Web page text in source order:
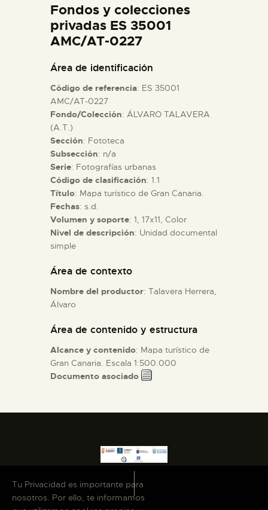
ESPAÑOL
ACTIVIDADES
█
EL MUSEO
COLECCIONES
DIDÁCTICA
ESPAÑOL
Fondos y colecciones
privadas ES 35001
AMC/AT-0227
Área de identificación
Código de referencia: ES 35001
AMC/AT-0227
Fondo/Colección: ÁLVARO TALAVERA
(A.T.)
Sección: Fototeca
Subsección: n/a
Serie: Fotografías urbanas
Código de clasificación: 1.1
Título: Mapa turístico de Gran Canaria.
Fechas: s.d.
Volumen y soporte: 1, 17x11, Color
Nivel de descripción: Unidad documental
simple
Área de contexto
Nombre del productor: Talavera Herrera,
Álvaro
Área de contenido y estructura
Alcance y contenido: Mapa turístico de
Gran Canaria. Escala 1:500.000
Documento asociado
Tu Privacidad es importante para
nosotros. Por ello, te informamos